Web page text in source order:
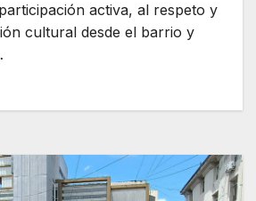
activa, al respeto y
cultural desde el barrio y